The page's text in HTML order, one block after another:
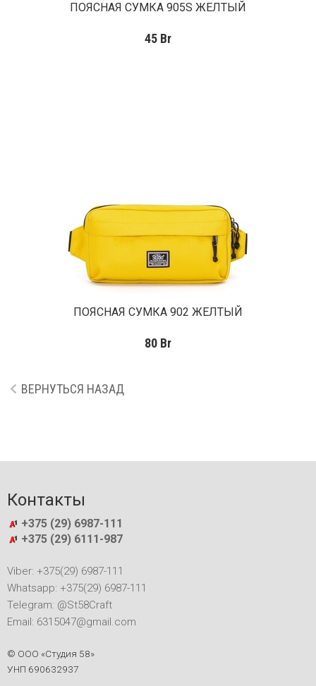
ПОЯСНАЯ СУМКА 905S ЖЕЛТЫЙ
45 Br
ПОЯСНАЯ СУМКА 902 ЖЕЛТЫЙ
80 Br
ВЕРНУТЬСЯ НАЗАД
Контакты
+375 (29) 6987-111
+375 (29) 6111-987
Viber: +375(29) 6987-111
Whatsapp: +375(29) 6987-111
Telegram: @St58Craft
Email: 6315047@gmail.com
© ООО «Студия 58»
УНП 690632937